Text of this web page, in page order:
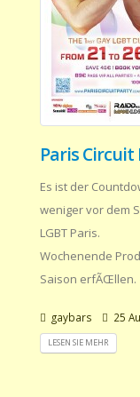
Paris Circuit
Es ist der
weniger vor dem
LGBT Paris.
Wochenende
Saison erfÃŒllen.
gaybars 25
LESEN SIE MEHR